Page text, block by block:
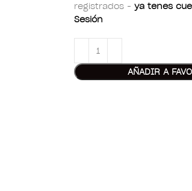
registrados - ya tenes
Sesión
AÑADIR A